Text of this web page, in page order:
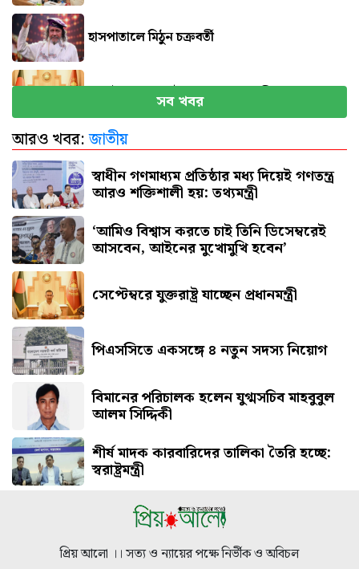
হাসপাতালে মিঠুন চক্রবর্তী
সেপ্টেম্বরে যুক্তরাষ্ট্র যাচ্ছেন প্রধানমন্ত্রী
পিএসসিতে একসঙ্গে ৪ নতুন সদস্য নিয়োগ
সব খবর
আরও খবর:জাতীয়
স্বাধীন গণমাধ্যম প্রতিষ্ঠার মধ্য দিয়েই গণতন্ত্র
আরও শক্তিশালী হয়: তথ্যমন্ত্রী
‘আমিও বিশ্বাস করতে চাই তিনি ডিসেম্বরেই
আসবেন, আইনের মুখোমুখি হবেন’
সেপ্টেম্বরে যুক্তরাষ্ট্র যাচ্ছেন প্রধানমন্ত্রী
পিএসসিতে একসঙ্গে ৪ নতুন সদস্য নিয়োগ
বিমানের পরিচালক হলেন যুগ্মসচিব মাহবুবুল
আলম সিদ্দিকী
শীর্ষ মাদক কারবারিদের তালিকা তৈরি হচ্ছে:
স্বরাষ্ট্রমন্ত্রী
প্রিয় আলো ।। সত্য ও ন্যায়ের পক্ষে নির্ভীক ও অবিচল